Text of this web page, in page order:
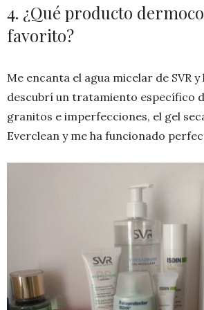
4. ¿Qué producto
favorito?
Me encanta el agua micelar de SVR y
descubrí un tratamiento específico
granitos e imperfecciones, el gel
Everclean y me ha funcionado